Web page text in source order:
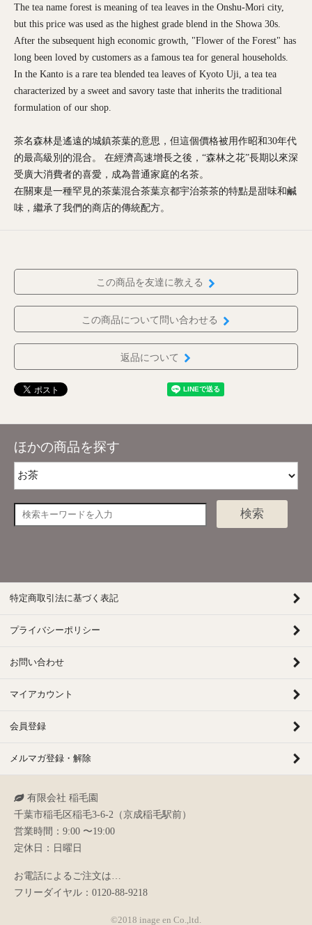
The tea name forest is meaning of tea leaves in the Onshu-Mori city,
but this price was used as the highest grade blend in the Showa 30s.
After the subsequent high economic growth, "Flower of the Forest" has
long been loved by customers as a famous tea for general households.
In the Kanto is a rare tea blended tea leaves of Kyoto Uji, a tea tea
characterized by a sweet and savory taste that inherits the traditional
formulation of our shop.
茶名森林是遙遠的城鎮茶葉的意思，但這個價格被用作昭和30年代
的最高級別的混合。 在經濟高速增長之後，“森林之花”長期以來深
受廣大消費者的喜愛，成為普通家庭的名茶。
在關東是一種罕見的茶葉混合茶葉京都宇治茶茶的特點是甜味和鹹
味，繼承了我們的商店的傳統配方。
この商品を友達に教える
この商品について問い合わせる
返品について
ほかの商品を探す
検索
特定商取引法に基づく表記
プライバシーポリシー
お問い合わせ
マイアカウント
会員登録
メルマガ登録・解除
有限会社 稲毛園
千葉市稲毛区稲毛3-6-2（京成稲毛駅前）
営業時間：9:00 〜19:00
定休日：日曜日
お電話によるご注文は…
フリーダイヤル： 0120-88-9218
©2018 inage en Co.,ltd.